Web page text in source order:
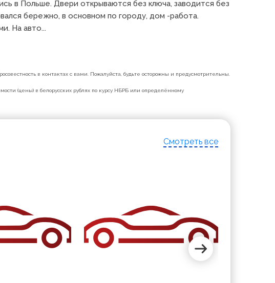
в Польше. Двери открываются без ключа, заводится без
бережно, в основном по городу, дом -работа.
На авто...
в контактах с вами. Пожалуйста, будьте осторожны и предусмотрительны.
(цены) в белорусских рублях по курсу НБРБ или определённому
Смотреть все